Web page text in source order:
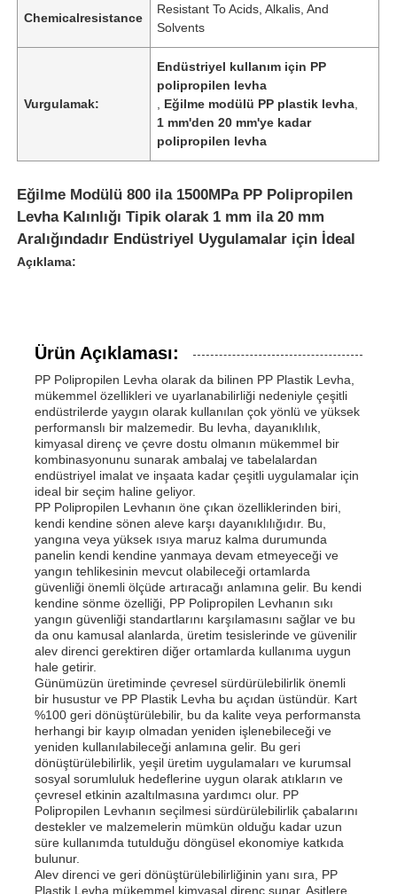
Chemicalresistance
Resistant To Acids, Alkalis, And
Solvents
Vurgulamak:
Endüstriyel kullanım için PP
polipropilen levha
Eğilme modülü PP plastik levha
1 mm'den 20 mm'ye kadar
polipropilen levha
Eğilme Modülü 800 ila 1500MPa PP Polipropilen
Levha Kalınlığı Tipik olarak 1 mm ila 20 mm
Aralığındadır Endüstriyel Uygulamalar için İdeal
Açıklama:
Ürün Açıklaması:
PP Polipropilen Levha olarak da bilinen PP Plastik Levha,
mükemmel özellikleri ve uyarlanabilirliği nedeniyle çeşitli
endüstrilerde yaygın olarak kullanılan çok yönlü ve yüksek
performanslı bir malzemedir. Bu levha, dayanıklılık,
kimyasal direnç ve çevre dostu olmanın mükemmel bir
kombinasyonunu sunarak ambalaj ve tabelalardan
endüstriyel imalat ve inşaata kadar çeşitli uygulamalar için
ideal bir seçim haline geliyor.
PP Polipropilen Levhanın öne çıkan özelliklerinden biri,
kendi kendine sönen aleve karşı dayanıklılığıdır. Bu,
yangına veya yüksek ısıya maruz kalma durumunda
panelin kendi kendine yanmaya devam etmeyeceği ve
yangın tehlikesinin mevcut olabileceği ortamlarda
güvenliği önemli ölçüde artıracağı anlamına gelir. Bu kendi
kendine sönme özelliği, PP Polipropilen Levhanın sıkı
yangın güvenliği standartlarını karşılamasını sağlar ve bu
da onu kamusal alanlarda, üretim tesislerinde ve güvenilir
alev direnci gerektiren diğer ortamlarda kullanıma uygun
hale getirir.
Günümüzün üretiminde çevresel sürdürülebilirlik önemli
bir husustur ve PP Plastik Levha bu açıdan üstündür. Kart
%100 geri dönüştürülebilir, bu da kalite veya performansta
herhangi bir kayıp olmadan yeniden işlenebileceği ve
yeniden kullanılabileceği anlamına gelir. Bu geri
dönüştürülebilirlik, yeşil üretim uygulamaları ve kurumsal
sosyal sorumluluk hedeflerine uygun olarak atıkların ve
çevresel etkinin azaltılmasına yardımcı olur. PP
Polipropilen Levhanın seçilmesi sürdürülebilirlik çabalarını
destekler ve malzemelerin mümkün olduğu kadar uzun
süre kullanımda tutulduğu döngüsel ekonomiye katkıda
bulunur.
Alev direnci ve geri dönüştürülebilirliğinin yanı sıra, PP
Plastik Levha mükemmel kimyasal direnç sunar. Asitlere,